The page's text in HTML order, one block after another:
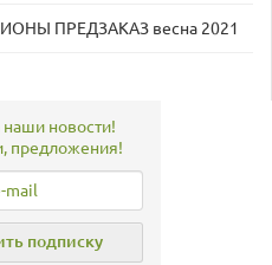
ПРЕДЗАКАЗ весна 2021
новости!
предложения!
подписку